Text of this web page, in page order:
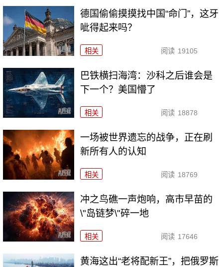
德国偷偷摸摸找中国“命门”，这牙
呲得起来吗？
相关 阅读 19105
巴铁横扫海湾：沙科之后谁会是
下一个？美国懵了
相关 阅读 18878
一场被世界遗忘的战争，正在刷
新所有人的认知
相关 阅读 18769
冲之鸟礁一声炮响，高市早苗的
\"岛链梦\"碎一地
相关 阅读 17646
黄海这出“老将配新王”，把俄罗斯